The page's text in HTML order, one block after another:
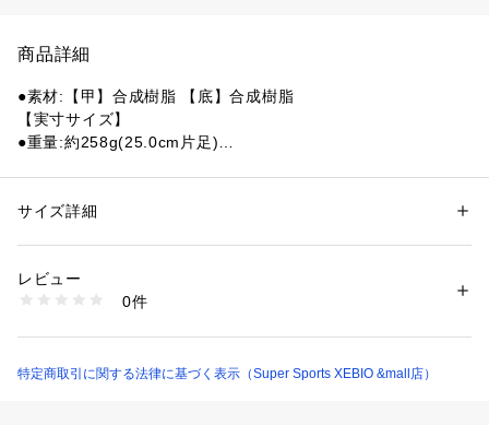
商品詳細
●素材:【甲】合成樹脂 【底】合成樹脂
【実寸サイズ】
●重量:約258g(25.0cm片足)
●インドネシア製
●フレッシュ&スポーティテイストのクロックス クロッグ、ク
ロックス オフ コートでスタイルをグレードアップ!最高のフィ
地を実現します。このバージョンは、バンドに付いたエネルギ
性別：レディース
商品番号：
10859888001 （ショップ）
サイズ詳細
レビュー
0件
特定商取引に関する法律に基づく表示（Super Sports XEBIO &mall店）